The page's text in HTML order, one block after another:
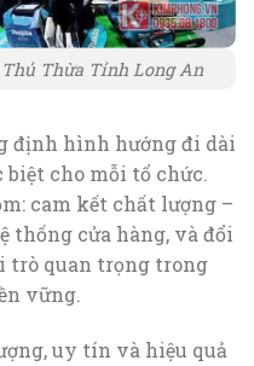
Thừa Tỉnh Long An
định hình hướng đi dài
biệt cho mỗi tổ chức.
cam kết chất lượng –
thống cửa hàng, và đổi
trò quan trọng trong
vững.
uy tín và hiệu quả